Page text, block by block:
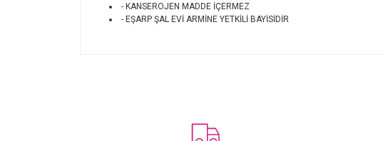
- KANSEROJEN MADDE İÇERMEZ
- EŞARP ŞAL EVİ ARMİNE YETKİLİ BAYİSİDİR